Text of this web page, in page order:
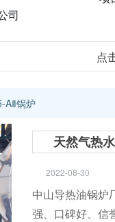
司
点
AⅡ锅炉
天然气热
2022-08-30
中山导热油锅炉
强、口碑好、信